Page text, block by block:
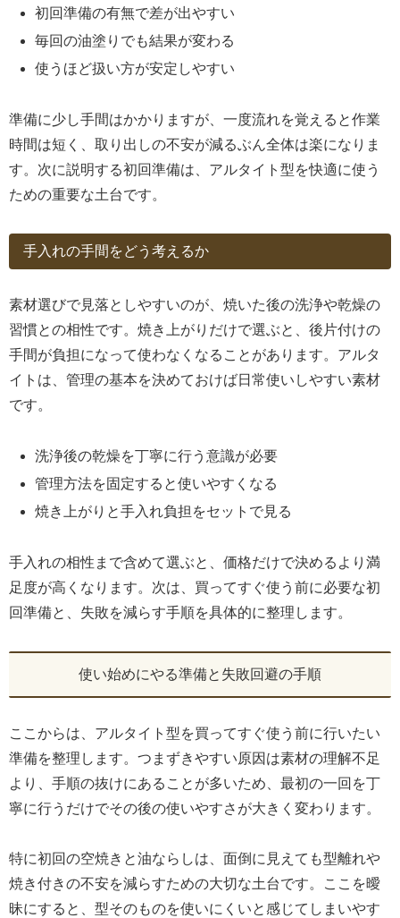
初回準備の有無で差が出やすい
毎回の油塗りでも結果が変わる
使うほど扱い方が安定しやすい
準備に少し手間はかかりますが、一度流れを覚えると作業
時間は短く、取り出しの不安が減るぶん全体は楽になりま
す。次に説明する初回準備は、アルタイト型を快適に使う
ための重要な土台です。
手入れの手間をどう考えるか
素材選びで見落としやすいのが、焼いた後の洗浄や乾燥の
習慣との相性です。焼き上がりだけで選ぶと、後片付けの
手間が負担になって使わなくなることがあります。アルタ
イトは、管理の基本を決めておけば日常使いしやすい素材
です。
洗浄後の乾燥を丁寧に行う意識が必要
管理方法を固定すると使いやすくなる
焼き上がりと手入れ負担をセットで見る
手入れの相性まで含めて選ぶと、価格だけで決めるより満
足度が高くなります。次は、買ってすぐ使う前に必要な初
回準備と、失敗を減らす手順を具体的に整理します。
使い始めにやる準備と失敗回避の手順
ここからは、アルタイト型を買ってすぐ使う前に行いたい
準備を整理します。つまずきやすい原因は素材の理解不足
より、手順の抜けにあることが多いため、最初の一回を丁
寧に行うだけでその後の使いやすさが大きく変わります。
特に初回の空焼きと油ならしは、面倒に見えても型離れや
焼き付きの不安を減らすための大切な土台です。ここを曖
昧にすると、型そのものを使いにくいと感じてしまいやす